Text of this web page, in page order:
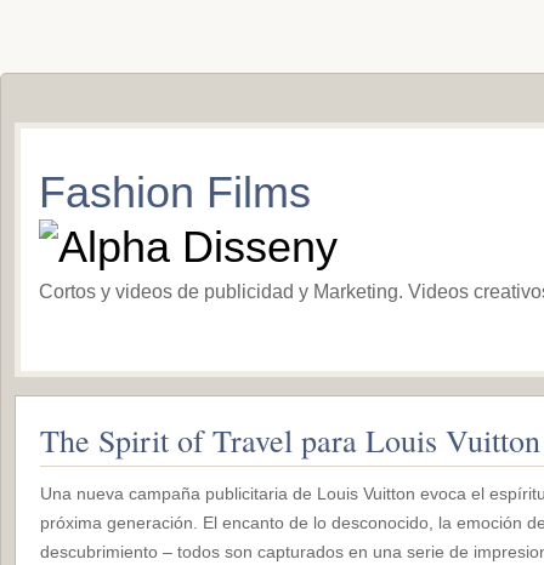
Fashion Films
Cortos y videos de publicidad y Marketing. Videos
The Spirit of Travel para Louis Vuitton
Una nueva campaña publicitaria de Louis Vuitton evoca el
próxima generación. El encanto de lo desconocido, la emoción
descubrimiento – todos son capturados en una serie de